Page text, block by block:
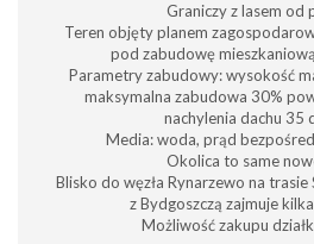
Graniczy z lasem od
Teren objęty planem
pod zabudowę
Parametry zabudowy: wysokość
maksymalna zabudowa 30%
nachylenia dachu 35
Media: woda, prąd
Okolica to same
Blisko do węzła Rynarzewo na
z Bydgoszczą zajmuje
Możliwość zakupu